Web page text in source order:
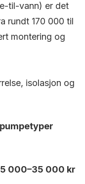
til-vann) er det
rundt 170 000 til
montering og
isolasjon og
000–35 000 kr